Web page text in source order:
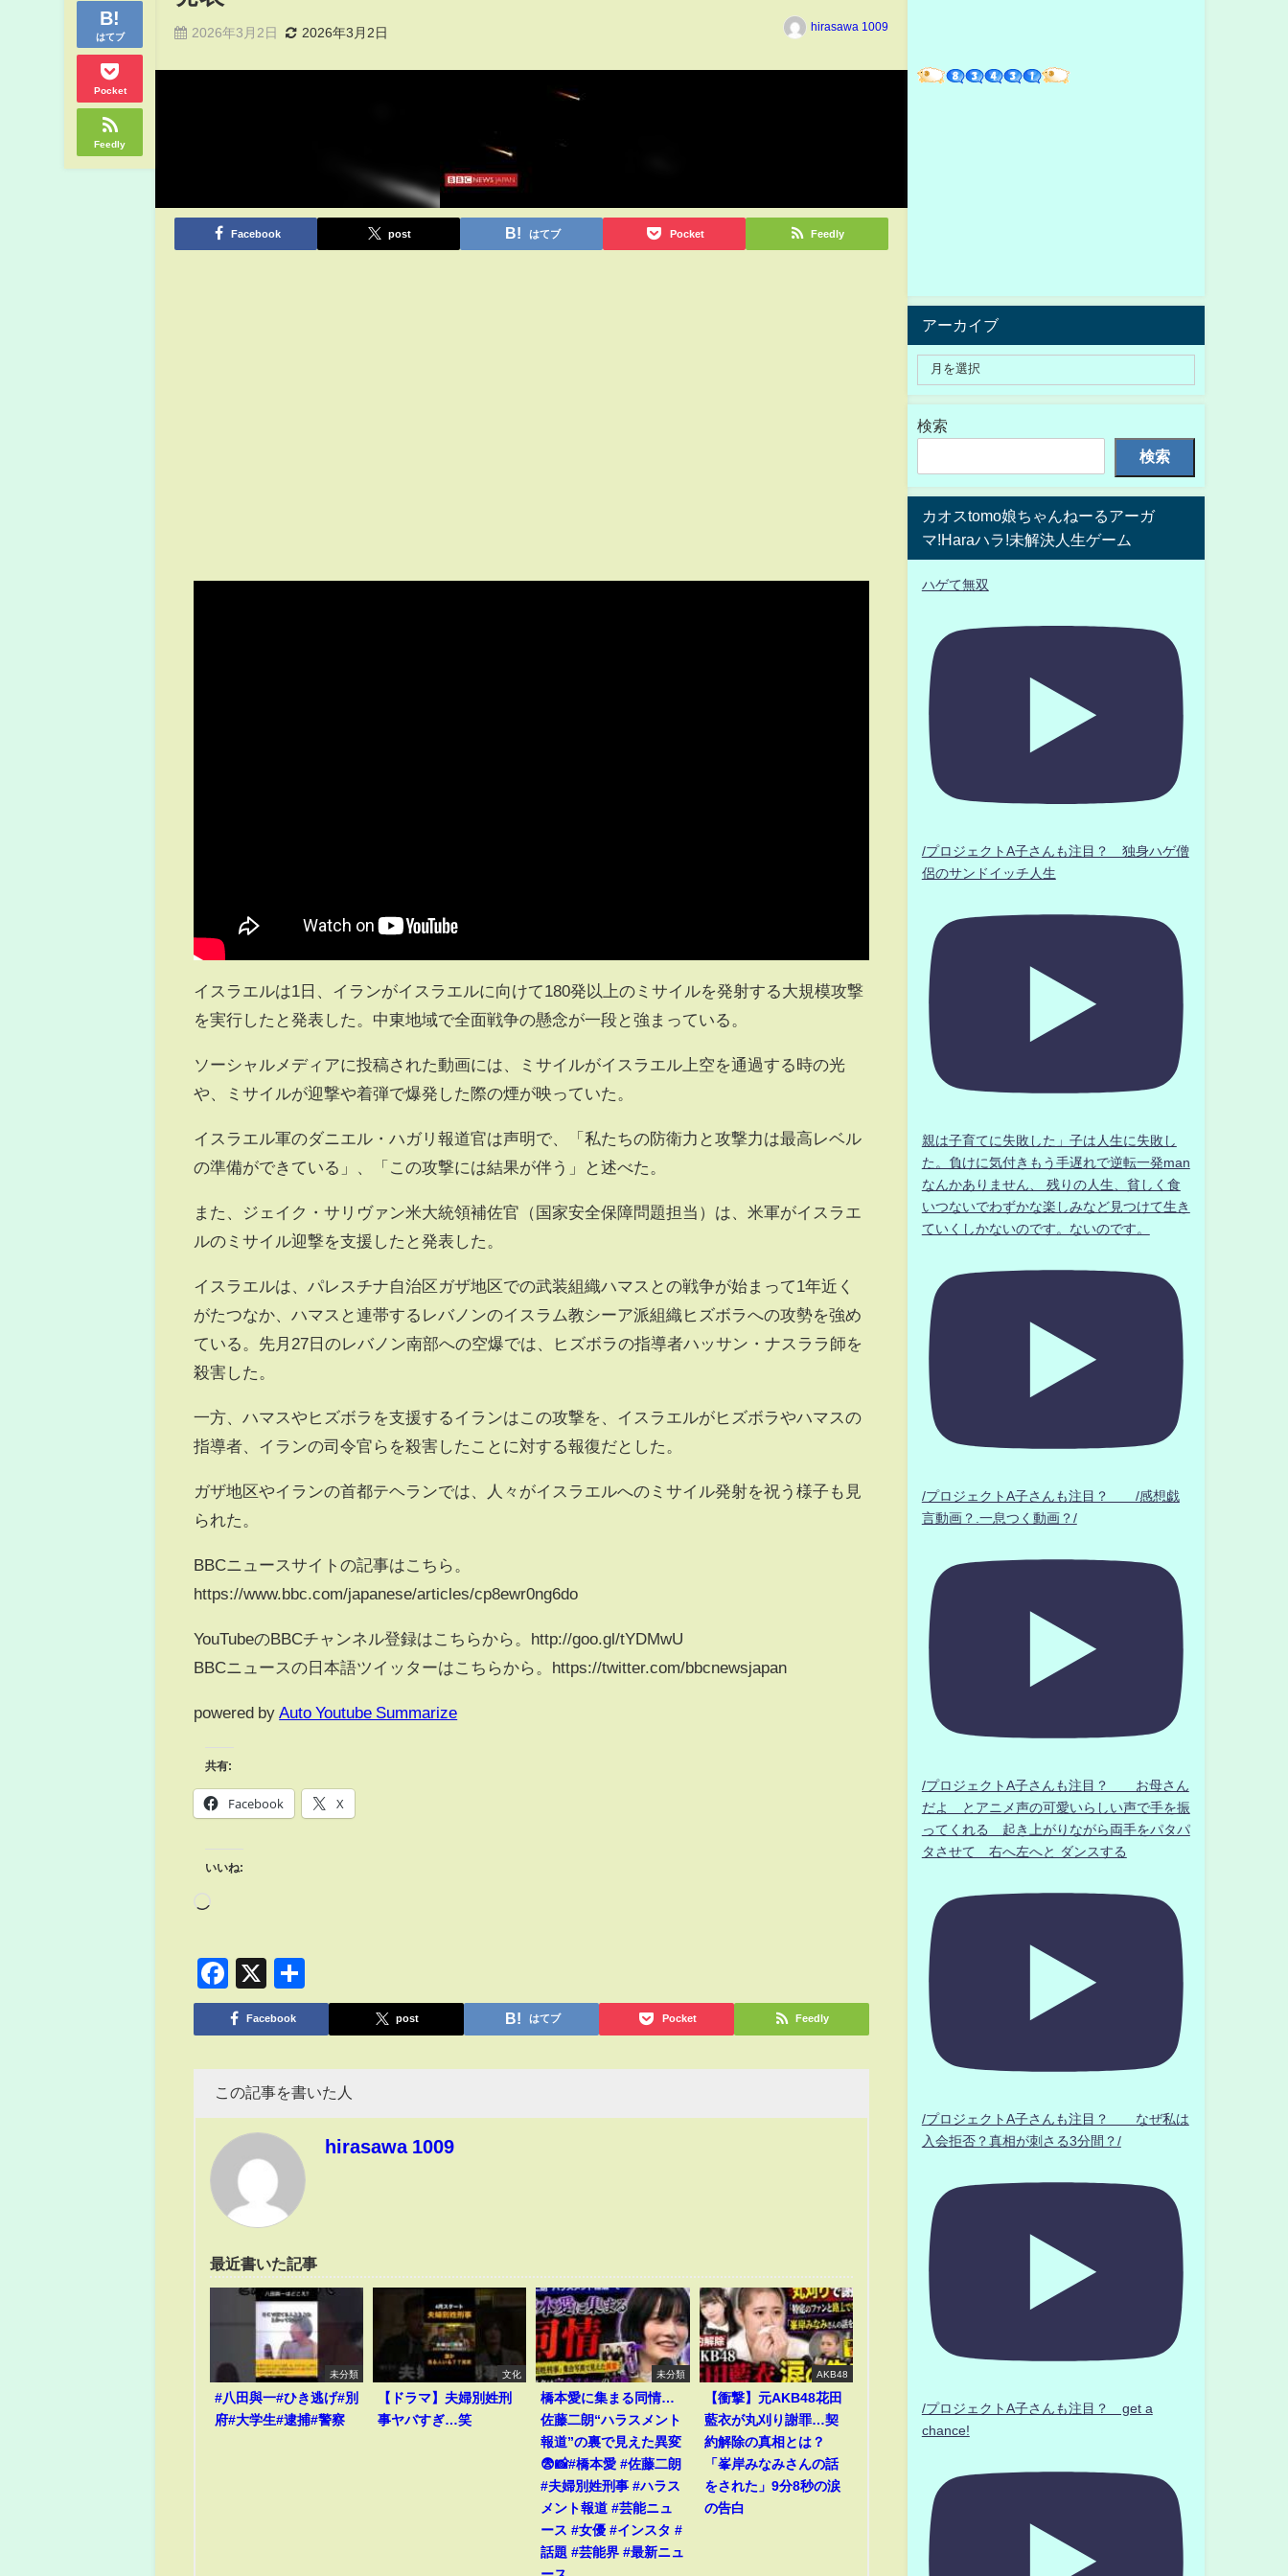
はてブ
Pocket
Feedly
2026年3月2日 2026年3月2日 hirasawa 1009
Facebook post はてブ Pocket Feedly
イスラエルは1日、イランがイスラエルに向けて180発以上のミサイルを発射する大規模攻撃
を実行したと発表した。中東地域で全面戦争の懸念が一段と強まっている。
ソーシャルメディアに投稿された動画には、ミサイルがイスラエル上空を通過する時の光
や、ミサイルが迎撃や着弾で爆発した際の煙が映っていた。
イスラエル軍のダニエル・ハガリ報道官は声明で、「私たちの防衛力と攻撃力は最高レベル
の準備ができている」、「この攻撃には結果が伴う」と述べた。
また、ジェイク・サリヴァン米大統領補佐官（国家安全保障問題担当）は、米軍がイスラエ
ルのミサイル迎撃を支援したと発表した。
イスラエルは、パレスチナ自治区ガザ地区での武装組織ハマスとの戦争が始まって1年近く
がたつなか、ハマスと連帯するレバノンのイスラム教シーア派組織ヒズボラへの攻勢を強め
ている。先月27日のレバノン南部への空爆では、ヒズボラの指導者ハッサン・ナスララ師を
殺害した。
一方、ハマスやヒズボラを支援するイランはこの攻撃を、イスラエルがヒズボラやハマスの
指導者、イランの司令官らを殺害したことに対する報復だとした。
ガザ地区やイランの首都テヘランでは、人々がイスラエルへのミサイル発射を祝う様子も見
られた。
BBCニュースサイトの記事はこちら。
https://www.bbc.com/japanese/articles/cp8ewr0ng6do
YouTubeのBBCチャンネル登録はこちらから。http://goo.gl/tYDMwU
BBCニュースの日本語ツイッターはこちらから。https://twitter.com/bbcnewsjapan
powered by Auto Youtube Summarize
共有:
Facebook X
いいね:
Facebook
X
有
Facebook post はてブ Pocket Feedly
この記事を書いた人
hirasawa 1009
最近書いた記事
未分類
#八田與一#ひき逃げ#別
府#大学生#逮捕#警察
文化
【ドラマ】夫婦別姓刑
事ヤバすぎ…笑
未分類
橋本愛に集まる同情…
佐藤二朗“ハラスメント
報道”の裏で見えた異変
😨📸#橋本愛 #佐藤二朗
#夫婦別姓刑事 #ハラス
メント報道 #芸能ニュ
ース #女優 #インスタ #
話題 #芸能界 #最新ニュ
AKB48
【衝撃】元AKB48花田
藍衣が丸刈り謝罪…契
約解除の真相とは？
「峯岸みなみさんの話
をされた」9分8秒の涙
の告白
アーカイブ
検索
検索
カオスtomo娘ちゃんねーるアーガ
マ!Haraハラ!未解決人生ゲーム
ハゲて無双
/プロジェクトA子さんも注目？ 独身ハゲ僧
侶のサンドイッチ人生
親は子育てに失敗した」子は人生に失敗し
た。負けに気付きもう手遅れで逆転一発man
なんかありません、 残りの人生、貧しく食
いつないでわずかな楽しみなど見つけて生き
ていくしかないのです。ないのです。
/プロジェクトA子さんも注目？ /感想戯
言動画？.一息つく動画？/
/プロジェクトA子さんも注目？ お母さん
だよ とアニメ声の可愛いらしい声で手を振
ってくれる 起き上がりながら両手をパタパ
タさせて 右へ左へと ダンスする
/プロジェクトA子さんも注目？ なぜ私は
入会拒否？真相が刺さる3分間？/
/プロジェクトA子さんも注目？ get a
chance!